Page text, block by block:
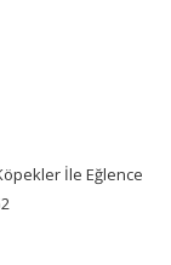
İle Eğlence